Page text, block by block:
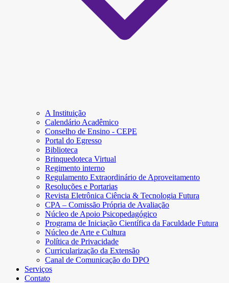
A Instituição
Calendário Acadêmico
Conselho de Ensino - CEPE
Portal do Egresso
Biblioteca
Brinquedoteca Virtual
Regimento interno
Regulamento Extraordinário de Aproveitamento
Resoluções e Portarias
Revista Eletrônica Ciência & Tecnologia Futura
CPA – Comissão Própria de Avaliação
Núcleo de Apoio Psicopedagógico
Programa de Iniciação Científica da Faculdade Futura
Núcleo de Arte e Cultura
Política de Privacidade
Curricularização da Extensão
Canal de Comunicação do DPO
Serviços
Contato